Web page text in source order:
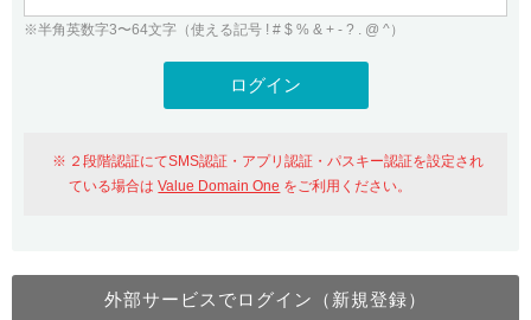
WHOIS検索
Value Domainにログイン
おすすめ One レンタルサーバーを含む最新の機能を使う方
Value Domain Oneにログイン
※半角英数字3〜64文字（使える記号 ! # $ % & + - ? . @ ^）
２段階認証にてSMS認証・アプリ認証・パスキー認証を設定され
ている場合はValue Domain One をご利用ください。
外部サービスでログイン（新規登録）